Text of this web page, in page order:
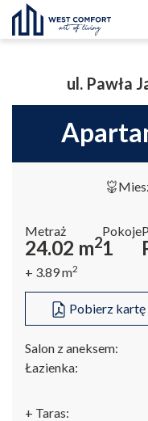
ul. Pawła
Metraż
24.02 m2
+ 3.89m2
Pokoje
1
Pobierz kartę
Salon z aneksem:
Łazienka:
+ Taras: